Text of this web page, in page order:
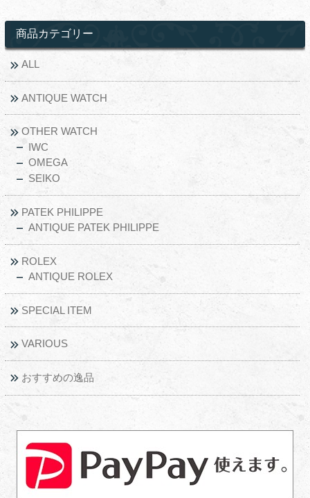
商品カテゴリー
ALL
ANTIQUE WATCH
OTHER WATCH
IWC
OMEGA
SEIKO
PATEK PHILIPPE
ANTIQUE PATEK PHILIPPE
ROLEX
ANTIQUE ROLEX
SPECIAL ITEM
VARIOUS
おすすめの逸品